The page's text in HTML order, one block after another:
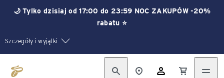
🌙 Tylko dzisiaj od 17:00 do 23:59 NOC ZAKUPÓW -20%
rabatu ⭐
Szczegóły i wyjątki